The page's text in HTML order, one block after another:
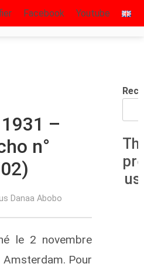
Facebook Youtube
–
n°
Danaa Abobo
le 2 novembre
Amsterdam. Pour
us